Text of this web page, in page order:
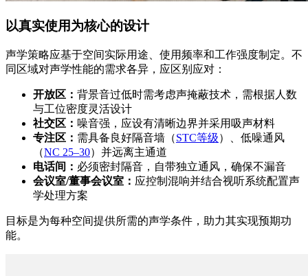
以真实使用为核心的设计
声学策略应基于空间实际用途、使用频率和工作强度制定。不
同区域对声学性能的需求各异，应区别应对：
开放区： 背景音过低时需考虑声掩蔽技术，需根据人数
与工位密度灵活设计
社交区： 噪音强，应设有清晰边界并采用吸声材料
专注区： 需具备良好隔音墙（STC等级）、低噪通风
（NC 25–30）并远离主通道
电话间： 必须密封隔音，自带独立通风，确保不漏音
会议室/董事会议室： 应控制混响并结合视听系统配置声
学处理方案
目标是为每种空间提供所需的声学条件，助力其实现预期功
能。